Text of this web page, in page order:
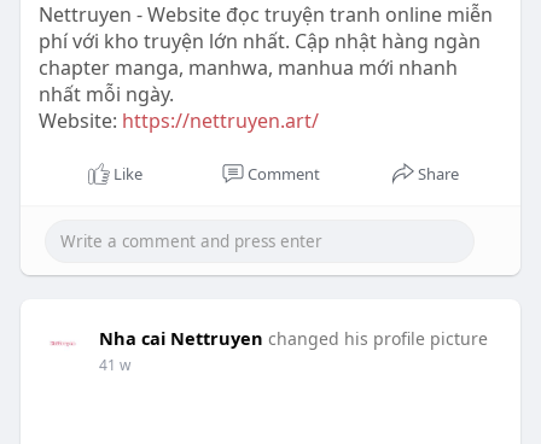
Nettruyen - Website đọc truyện tranh online miễn
phí với kho truyện lớn nhất. Cập nhật hàng ngàn
chapter manga, manhwa, manhua mới nhanh
nhất mỗi ngày.
Website: https://nettruyen.art/
Like Comment Share
Nha cai Nettruyen changed his profile picture
41 w